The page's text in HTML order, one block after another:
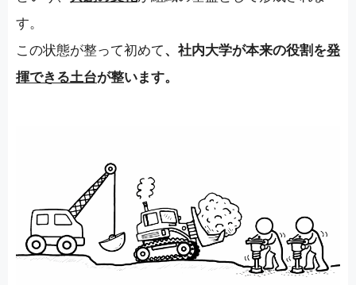
す。
この状態が整って初めて、 社内大学が本来の役割を発
揮できる土台が整います。